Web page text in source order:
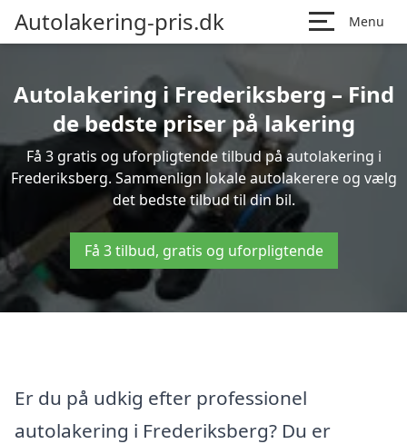
Autolakering-pris.dk Menu
Autolakering i Frederiksberg – Find
de bedste priser på lakering
Få 3 gratis og uforpligtende tilbud på autolakering i
Frederiksberg. Sammenlign lokale autolakerere og vælg
det bedste tilbud til din bil.
Få 3 tilbud, gratis og uforpligtende
Er du på udkig efter professionel
autolakering i Frederiksberg? Du er